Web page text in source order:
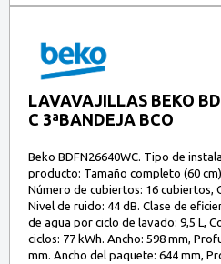
LAVAVAJILLAS BEKO
C 3ªBANDEJA BCO
Beko BDFN26640WC. Tipo de
producto: Tamaño completo (60
Número de cubiertos: 16 cubiertos,
Nivel de ruido: 44 dB. Clase de
de agua por ciclo de lavado: 9,5 L,
ciclos: 77 kWh. Ancho: 598 mm,
mm. Ancho del paquete: 644 mm,